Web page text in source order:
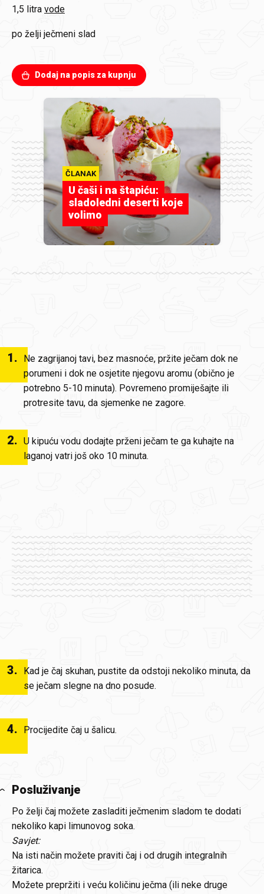
1,5 litra vode
po želji ječmeni slad
Dodaj na popis za kupnju
ČLANAK
U čaši i na štapiću:
sladoledni deserti koje
volimo
1.
Ne zagrijanoj tavi, bez masnoće, pržite ječam dok ne
porumeni i dok ne osjetite njegovu aromu (obično je
potrebno 5-10 minuta). Povremeno promiješajte ili
protresite tavu, da sjemenke ne zagore.
2. U kipuću vodu dodajte prženi ječam te ga kuhajte na
laganoj vatri još oko 10 minuta.
3.
Kad je čaj skuhan, pustite da odstoji nekoliko minuta, da
se ječam slegne na dno posude.
4. Procijedite čaj u šalicu.
Posluživanje
Po želji čaj možete zasladiti ječmenim sladom te dodati
nekoliko kapi limunovog soka.
Savjet:
Na isti način možete praviti čaj i od drugih integralnih
žitarica.
Možete prepržiti i veću količinu ječma (ili neke druge